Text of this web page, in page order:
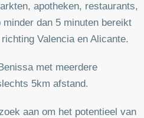
apotheken, restaurants,
dan 5 minuten bereikt
Valencia en Alicante.
met meerdere
5km afstand.
aan om het potentieel van